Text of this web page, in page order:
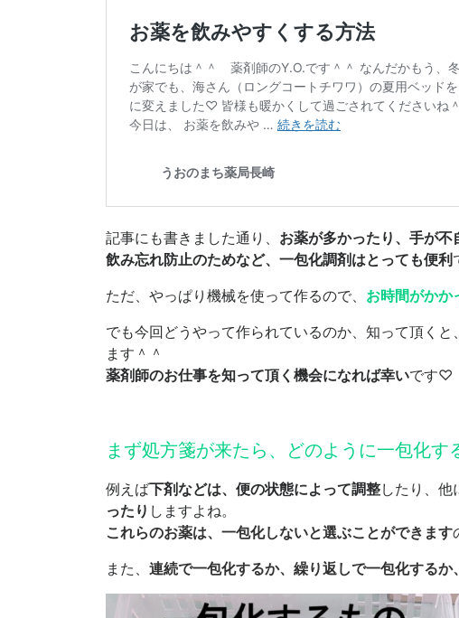
記事にも書きました通り、 お薬が多かったり、手が不
飲み忘れ防止のためなど、一包化調剤はとっても便利
ただ、やっぱり機械を使って作るので、 お時間がかか
でも今回どうやって作られているのか、知って頂く
ます＾＾
薬剤師のお仕事を知って頂く機会になれば幸いです♡
まず処方箋が来たら、どのように一包化
例えば下剤などは、便の状態によって調整したり、他
ったり しますよね。
これらのお薬は、一包化しないと選ぶことができます
また、 連続で一包化するか、繰り返しで一包化する